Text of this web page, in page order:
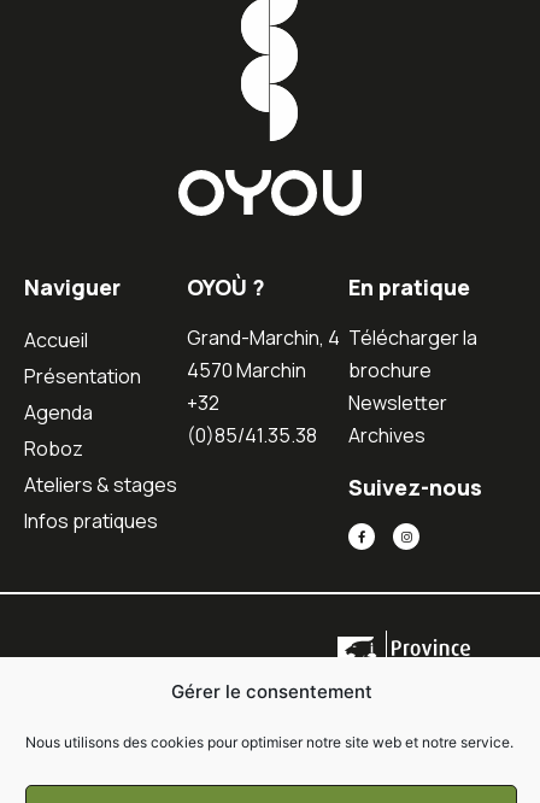
Gérer le consentement
Nous utilisons des cookies pour optimiser notre site web et notre service.
Naviguer
Accueil
Présentation
Agenda
Roboz
Ateliers & stages
Infos pratiques
OYOÙ ?
Grand-Marchin, 4
4570 Marchin
+32
(0)85/41.35.38
En pratique
Télécharger la
brochure
Newsletter
Archives
Suivez-nous